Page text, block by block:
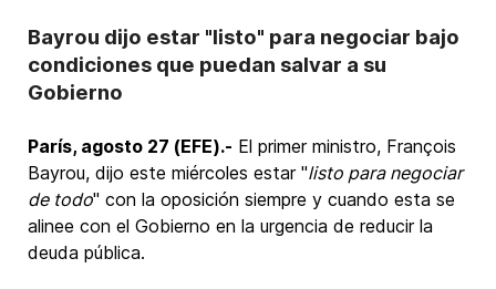
Bayrou dijo estar "listo" para negociar bajo
condiciones que puedan salvar a su
Gobierno
París, agosto 27 (EFE).- El primer ministro, François
Bayrou, dijo este miércoles estar "listo para negociar
de todo" con la oposición siempre y cuando esta se
alinee con el Gobierno en la urgencia de reducir la
deuda pública.